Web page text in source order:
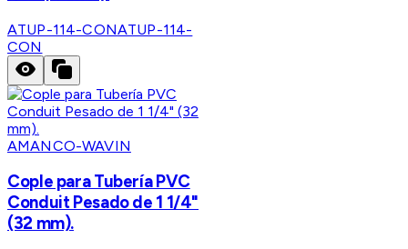
ATUP-114-CONATUP-114-
CON
AMANCO-WAVIN
Cople para Tubería PVC
Conduit Pesado de 1 1/4"
(32 mm).